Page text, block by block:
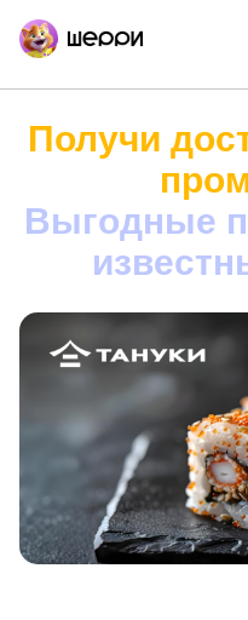
Получи
Выгодные